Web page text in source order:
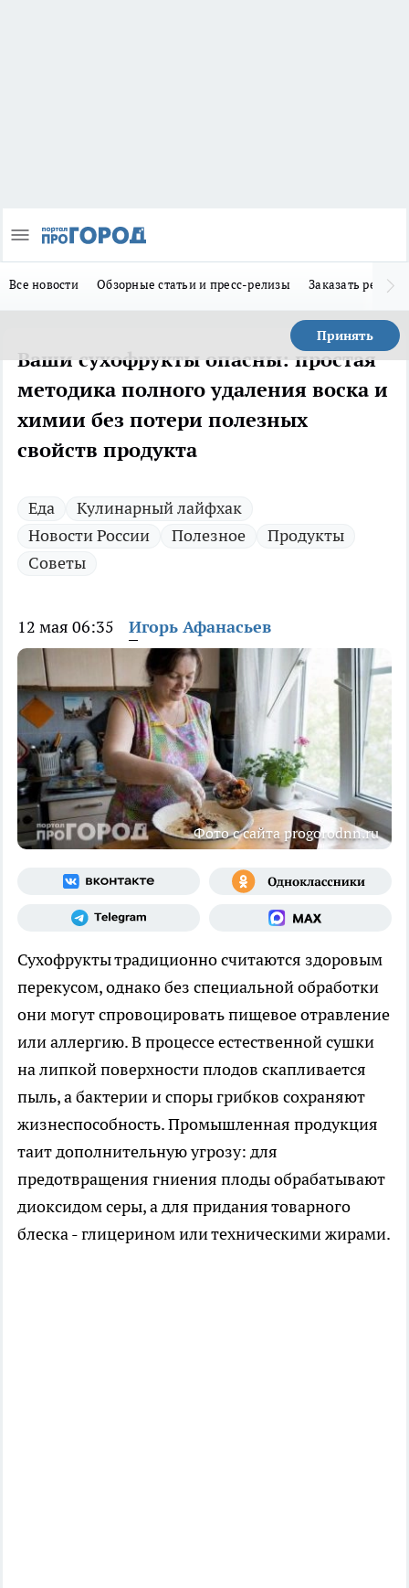
Все новости Обзорные статьи и пресс-релизы Заказать
Принять
Ваши сухофрукты опасны: простая
методика полного удаления воска и
химии без потери полезных
свойств продукта
Еда
Кулинарный лайфхак
Новости России
Полезное
Продукты
Советы
12 мая 06:35 Игорь Афанасьев
Фото с сайта progorodnn.ru
Сухофрукты традиционно считаются здоровым
перекусом, однако без специальной обработки
они могут спровоцировать пищевое отравление
или аллергию. В процессе естественной сушки
на липкой поверхности плодов скапливается
пыль, а бактерии и споры грибков сохраняют
жизнеспособность. Промышленная продукция
таит дополнительную угрозу: для
предотвращения гниения плоды обрабатывают
диоксидом серы, а для придания товарного
блеска - глицерином или техническими жирами.